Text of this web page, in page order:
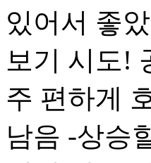
있어서 좋
보기 시도!
주 편하게
남음 -상승